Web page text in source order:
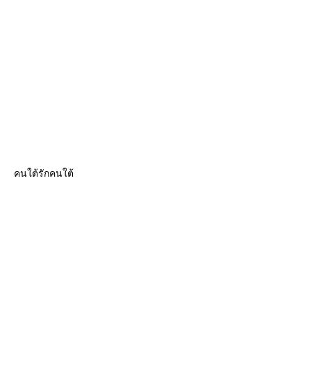
คนใต้รักคนใต้